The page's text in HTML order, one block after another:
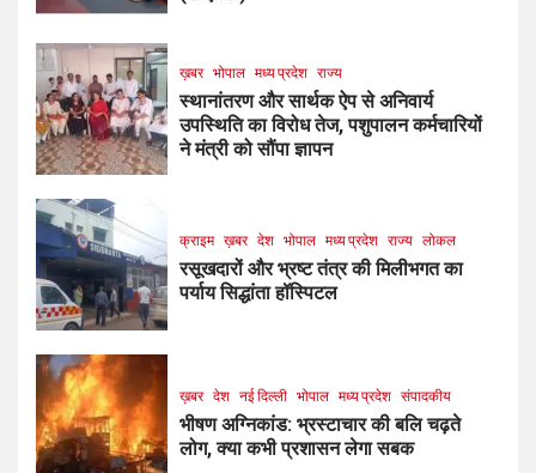
ख़बर भोपाल मध्य प्रदेश राज्य
स्थानांतरण और सार्थक ऐप से अनिवार्य
उपस्थिति का विरोध तेज, पशुपालन कर्मचारियों
ने मंत्री को सौंपा ज्ञापन
क्राइम ख़बर देश भोपाल मध्य प्रदेश राज्य लोकल
रसूखदारों और भ्रष्ट तंत्र की मिलीभगत का
पर्याय सिद्धांता हॉस्पिटल
ख़बर देश नई दिल्ली भोपाल मध्य प्रदेश संपादकीय
भीषण अग्निकांड: भ्रस्टाचार की बलि चढ़ते
लोग, क्या कभी प्रशासन लेगा सबक